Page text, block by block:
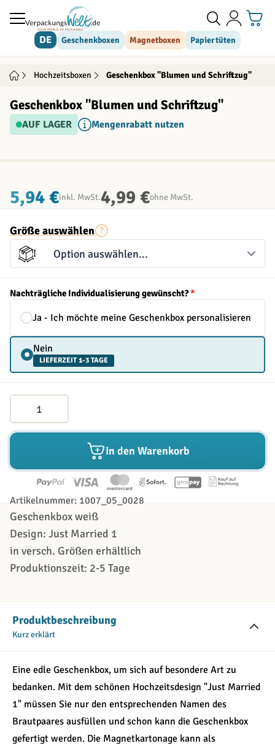
Direkt zum Inhalt
DE Geschenkboxen Magnetboxen Papiertüten
Hochzeitsboxen Geschenkbox "Blumen und Schriftzug"
Geschenkbox "Blumen und Schriftzug"
AUF LAGER Mengenrabatt nutzen
Produktbeschreibung
Kurz erklärt
Eine edle Geschenkbox, um sich auf besondere Art zu
bedanken. Mit dem schönen Hochzeitsdesign "Just Married
1" müssen Sie nur den entsprechenden Namen des
Brautpaares ausfüllen und schon kann die Geschenkbox
gefertigt werden. Die Magnetkartonage kann als
5,94 €inkl. MwSt.4,99 €ohne MwSt.
Größe auswählen
Nachträgliche Individualisierung gewünscht?*
Ja - Ich möchte meine Geschenkbox personalisieren
Nein
LIEFERZEIT 1-3 TAGE
In den Warenkorb
Artikelnummer: 1007_05_0028
Geschenkbox weiß
Design: Just Married 1
in versch. Größen erhältlich
Produktionszeit: 2-5 Tage